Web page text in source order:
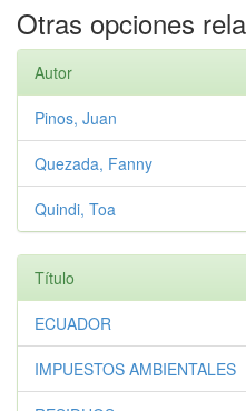
Otras opciones
Autor
Pinos, Juan
Quezada, Fanny
Quindi, Toa
Título
ECUADOR
IMPUESTOS AMBIENTALES